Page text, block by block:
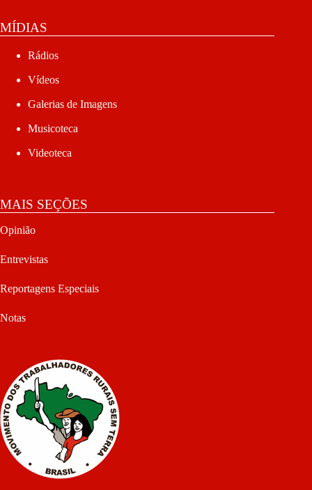
MÍDIAS
Rádios
Vídeos
Galerias de Imagens
Musicoteca
Videoteca
MAIS SEÇÕES
Opinião
Entrevistas
Reportagens Especiais
Notas